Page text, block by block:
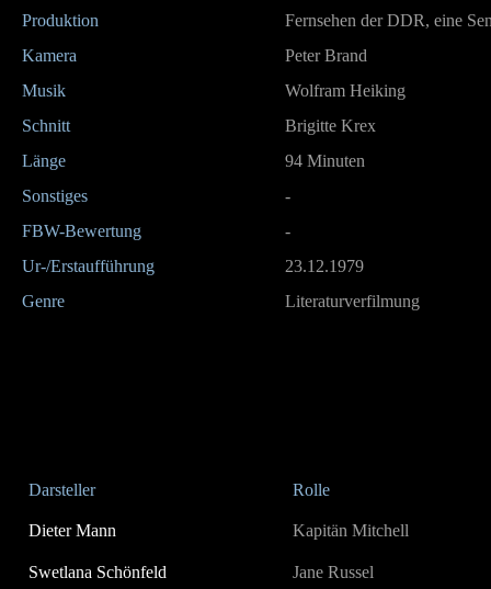
Produktion
Fernsehen der DDR, eine
Kamera
Peter Brand
Musik
Wolfram Heiking
Schnitt
Brigitte Krex
Länge
94 Minuten
Sonstiges
-
FBW-Bewertung
-
Ur-/Erstaufführung
23.12.1979
Genre
Literaturverfilmung
Darsteller Rolle
Dieter Mann Kapitän Mitchell
Swetlana Schönfeld Jane Russel